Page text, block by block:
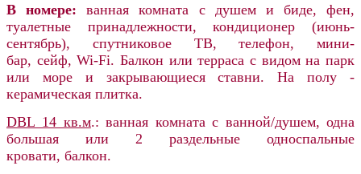
В номере:
ванная комната с душем и биде, фен,
туалетные принадлежности, кондиционер (июнь-
сентябрь), спутниковое ТВ, телефон, мини-
бар, сейф, Wi-Fi. Балкон или терраса с видом на парк
или море и закрывающиеся ставни. На полу -
керамическая плитка.
DBL 14 кв.м.: ванная комната с ванной/душем, одна
большая или 2 раздельные односпальные
кровати, балкон.